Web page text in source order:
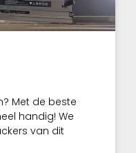
Met de beste
handig! We
van dit